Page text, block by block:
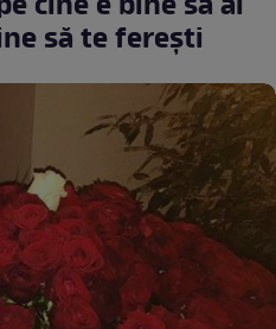
să te fereşti